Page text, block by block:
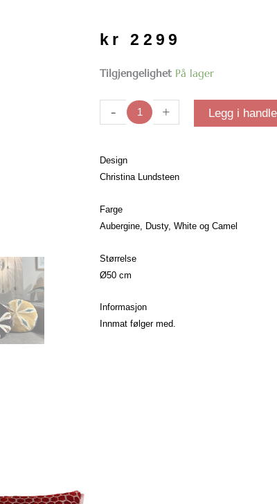
kr 2299
Tilgjengelighet På lager
-
Joanna
Camel
antall
+ Legg i
Design
Christina Lundsteen
Farge
Aubergine, Dusty, White og Camel
Størrelse
Ø50 cm
Informasjon
Innmat følger med.